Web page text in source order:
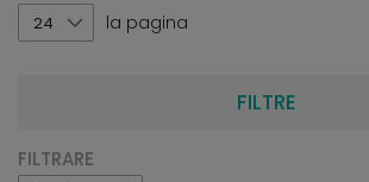
24 la pagina
FILTRE
FILTRARE